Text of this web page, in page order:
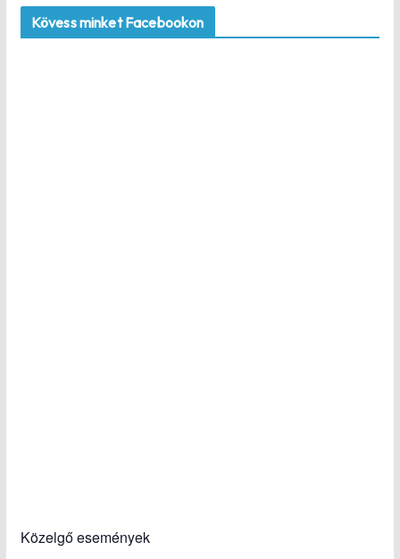
Kövess minket Facebookon
Közelgő események